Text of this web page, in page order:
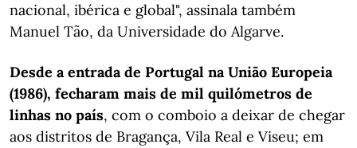
nacional, ibérica e global", assinala também
Manuel Tão, da Universidade do Algarve.
Desde a entrada de Portugal na União Europeia
(1986), fecharam mais de mil quilómetros de
linhas no país, com o comboio a deixar de chegar
aos distritos de Bragança, Vila Real e Viseu; em